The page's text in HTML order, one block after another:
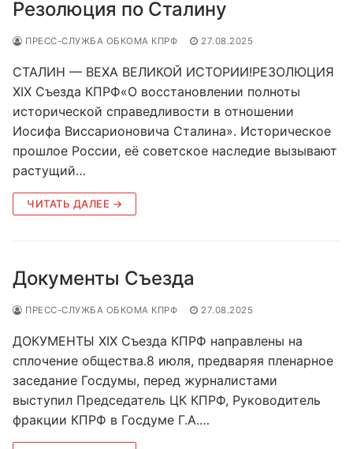
Резолюция по Сталину
ПРЕСС-СЛУЖБА ОБКОМА КПРФ 27.08.2025
СТАЛИН — ВЕХА ВЕЛИКОЙ ИСТОРИИ!РЕЗОЛЮЦИЯ
XIX Съезда КПРФ«О восстановлении полноты
исторической справедливости в отношении
Иосифа Виссарионовича Сталина». Историческое
прошлое России, её советское наследие вызывают
растущий…
ЧИТАТЬ ДАЛЕЕ →
Документы Съезда
ПРЕСС-СЛУЖБА ОБКОМА КПРФ 27.08.2025
ДОКУМЕНТЫ XIX Съезда КПРФ направлены на
сплочение общества.8 июля, предваряя пленарное
заседание Госдумы, перед журналистами
выступил Председатель ЦК КПРФ, Руководитель
фракции КПРФ в Госдуме Г.А.…